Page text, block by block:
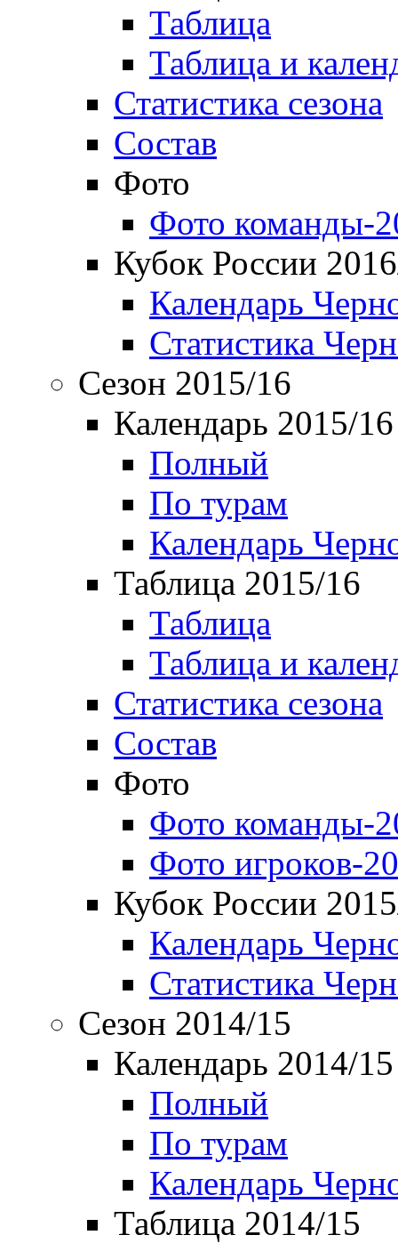
Таблица
Таблица и
Статистика сезона
Состав
Фото
Фото команды-
Кубок России
Календарь
Статистика
Сезон 2015/16
Календарь 2015/16
Полный
По турам
Календарь
Таблица 2015/16
Таблица
Таблица и
Статистика сезона
Состав
Фото
Фото команды-
Фото игроков-
Кубок России
Календарь
Статистика
Сезон 2014/15
Календарь 2014/15
Полный
По турам
Календарь
Таблица 2014/15